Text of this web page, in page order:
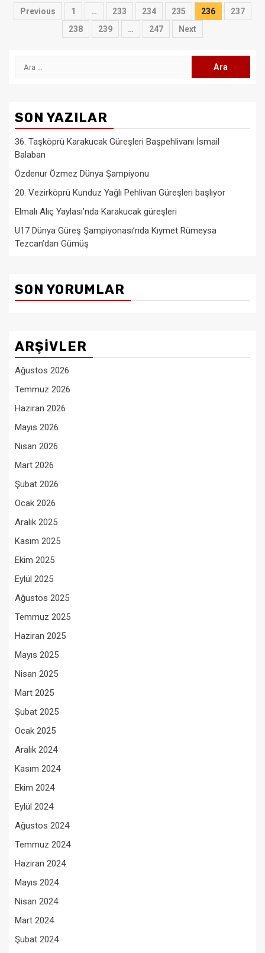
Yazı
sayfalaması
Previous 1 … 233 234 235 236
237
238
239 … 247 Next
Arama:
SON YAZILAR
36. Taşköprü Karakucak Güreşleri Başpehlivanı İsmail
Balaban
Özdenur Özmez Dünya Şampiyonu
20. Vezirköprü Kunduz Yağlı Pehlivan Güreşleri başlıyor
Elmalı Alıç Yaylası’nda Karakucak güreşleri
U17 Dünya Güreş Şampiyonası’nda Kıymet Rümeysa
Tezcan’dan Gümüş
SON YORUMLAR
ARŞIVLER
Ağustos 2026
Temmuz 2026
Haziran 2026
Mayıs 2026
Nisan 2026
Mart 2026
Şubat 2026
Ocak 2026
Aralık 2025
Kasım 2025
Ekim 2025
Eylül 2025
Ağustos 2025
Temmuz 2025
Haziran 2025
Mayıs 2025
Nisan 2025
Mart 2025
Şubat 2025
Ocak 2025
Aralık 2024
Kasım 2024
Ekim 2024
Eylül 2024
Ağustos 2024
Temmuz 2024
Haziran 2024
Mayıs 2024
Nisan 2024
Mart 2024
Şubat 2024